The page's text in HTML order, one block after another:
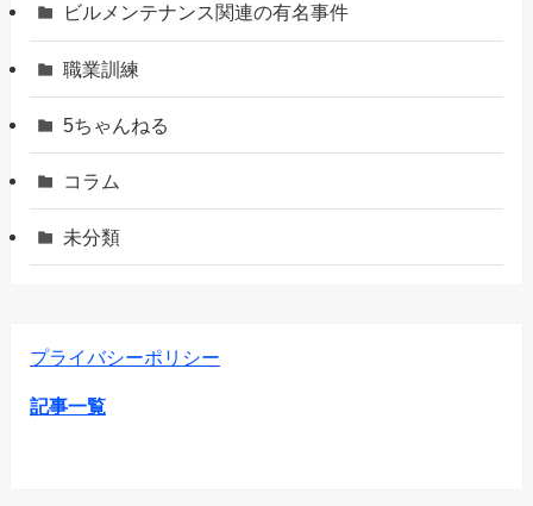
ビルメンテナンス関連の有名事件
職業訓練
5ちゃんねる
コラム
未分類
プライバシーポリシー
記事一覧